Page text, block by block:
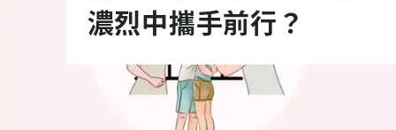
濃烈中攜手前行？